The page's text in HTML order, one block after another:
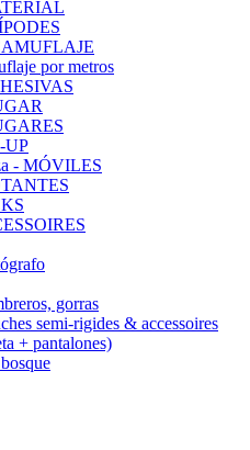
por metros
UP
- MÓVILES
gorras
semi-rigides & accessoires
+ pantalones)